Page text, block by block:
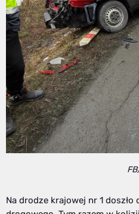
Na drodze krajowej nr 1